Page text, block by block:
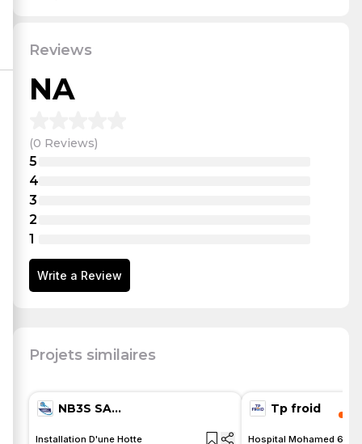
Reviews
NA
(0 Reviews)
5
4
3
2
1
Write a Review
Projets similaires
NB3S SARL
Installation D'une Hotte
Tp froid
Hospital Mohamed 6